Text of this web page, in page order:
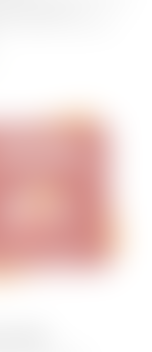
goed. Je bent o.a.
het laden en lossen van
(BBL)